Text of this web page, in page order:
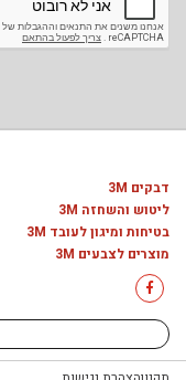
דבקים 3M
ליטוש והשחזה 3M
בטיחות ומיגון לעובד 3M
מוצרים לצבעים 3M